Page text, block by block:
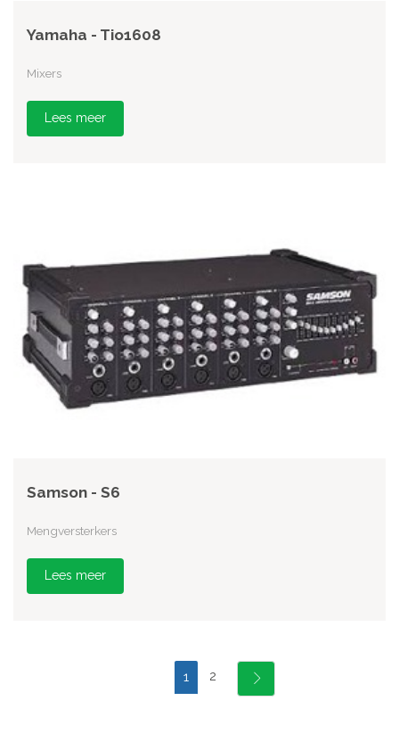
Yamaha - Tio1608
Mixers
Lees meer
Samson - S6
Mengversterkers
Lees meer
1 2